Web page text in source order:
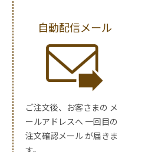
自動配信メール
ご注文後、お客さまの メ
ールアドレスへ 一回目の
注文確認メール が届きま